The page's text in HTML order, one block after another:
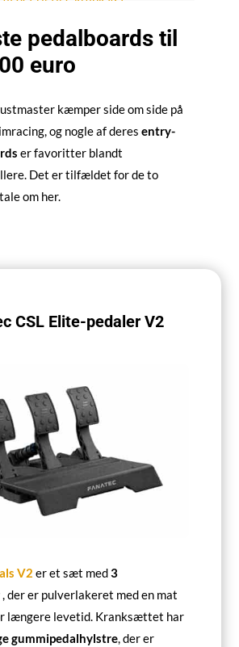
pedalboards til
euro
kæmper side om side på
og nogle af deres entry-
er favoritter blandt
Det er tilfældet for de to
om her.
CSL Elite-pedaler V2
V2 er et sæt med3
, der er pulverlakeret med en mat
længere levetid. Kranksættet har
gummipedalhylstre, der er